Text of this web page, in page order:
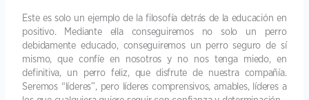
Este es solo un ejemplo de la filosofía detrás de la educación en
positivo. Mediante ella conseguiremos no solo un perro
debidamente educado, conseguiremos un perro seguro de sí
mismo, que confíe en nosotros y no nos tenga miedo, en
definitiva, un perro feliz, que disfrute de nuestra compañía.
Seremos “líderes”, pero líderes comprensivos, amables, líderes a